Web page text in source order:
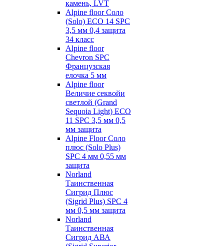
камень, LVT
Alpine floor Соло
(Solo) ECO 14 SPC
3,5 мм 0,4 защита
34 класс
Alpine floor
Chevron SPC
Французская
елочка 5 мм
Alpine floor
Величие секвойи
светлой (Grand
Sequoia Light) ECO
11 SPC 3,5 мм 0,5
мм защита
Alpine Floor Соло
плюс (Solo Plus)
SPC 4 мм 0,55 мм
защита
Norland
Таинственная
Сигрид Плюс
(Sigrid Plus) SPC 4
мм 0,5 мм защита
Norland
Таинственная
Сигрид АВА